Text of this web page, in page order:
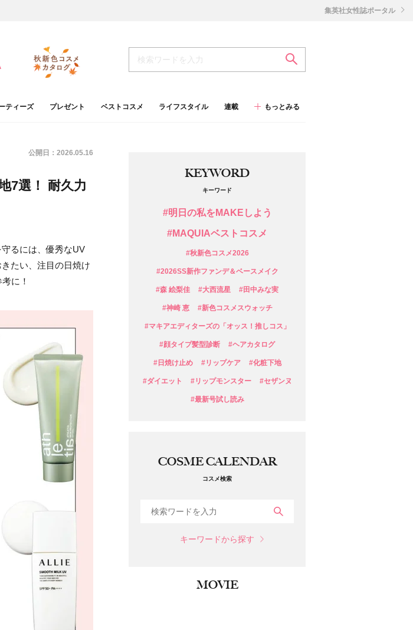
ティーズ プレゼント ベストコスメ ライフスタイル 連載 もっとみる
集英社女性誌ポータル
公開日： 2026.05.16
7選！ 耐久力
るには、優秀なUV
たい、注目の日焼け
に！
KEYWORD
キーワード
#明日の私をMAKEしよう
#MAQUIAベストコスメ
#秋新色コスメ2026
#2026SS新作ファンデ＆ベースメイク
#森 絵梨佳 #大西流星 #田中みな実
#神崎 恵 #新色コスメスウォッチ
#マキアエディターズの「オッス！推しコス」
#顔タイプ髪型診断 #ヘアカタログ
#日焼け止め #リップケア #化粧下地
#ダイエット #リップモンスター #セザンヌ
#最新号試し読み
COSME CALENDAR
コスメ検索
キーワードから探す
MOVIE